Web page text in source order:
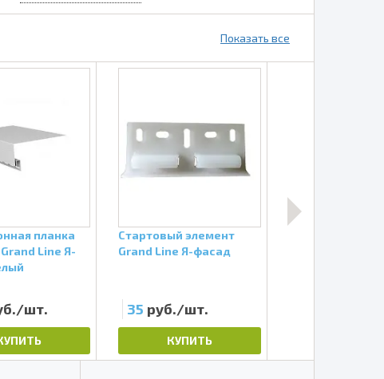
0,42 кв.м.
15 шт
1450х340х280 мм
Я-фасад Екатерининский камень
Цокольный сайдинг под камень в Обнинске/
Показать все
планка
Line Я-
шт.
Стартовый элемент
Grand Line Я-фасад
35 руб./шт.
КУПИТЬ